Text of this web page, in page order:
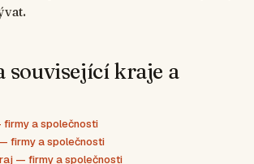
související kraje a
a společnosti
firmy a společnosti
— firmy a společnosti